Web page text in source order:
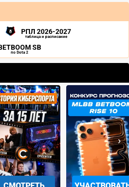
РПЛ 2026-2027
таблица и расписание
SB
по Dota 2
›